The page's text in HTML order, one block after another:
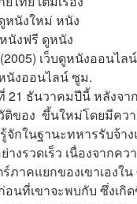
หนังใหม่ หนัง
นังฟรี ดูหนัง
เว็บดูหนังออนไลน์
นังออนไลน์ ซูม.
21 ธันวาคมปีนี้ หลังจ
ติของ  ขึ้นใหม่โดยมีค
กในฐานะทหารรับจ้า
งรวดเร็ว เนื่องจาก
าคแยกของเขาเองใ
อนที่เขาจะพบกับ ซึ่งเ